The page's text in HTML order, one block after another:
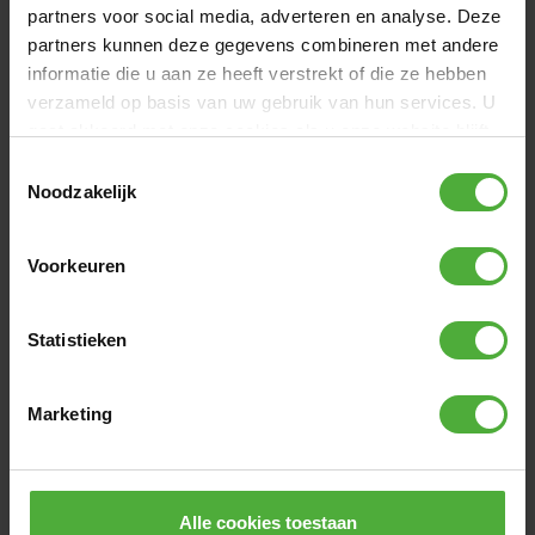
partners voor social media, adverteren en analyse. Deze
partners kunnen deze gegevens combineren met andere
informatie die u aan ze heeft verstrekt of die ze hebben
verzameld op basis van uw gebruik van hun services. U
Noodzakelijk
Voorkeuren
Statistieken
Marketing
Alle cookies toestaan
REPPY
39,-
BEWERTUNGEN BERG REPPY ROADSTER BLUE
43 Bewertungen